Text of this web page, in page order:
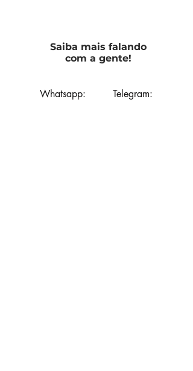
Saiba mais falando
com a gente!
Whatsapp: Telegram: